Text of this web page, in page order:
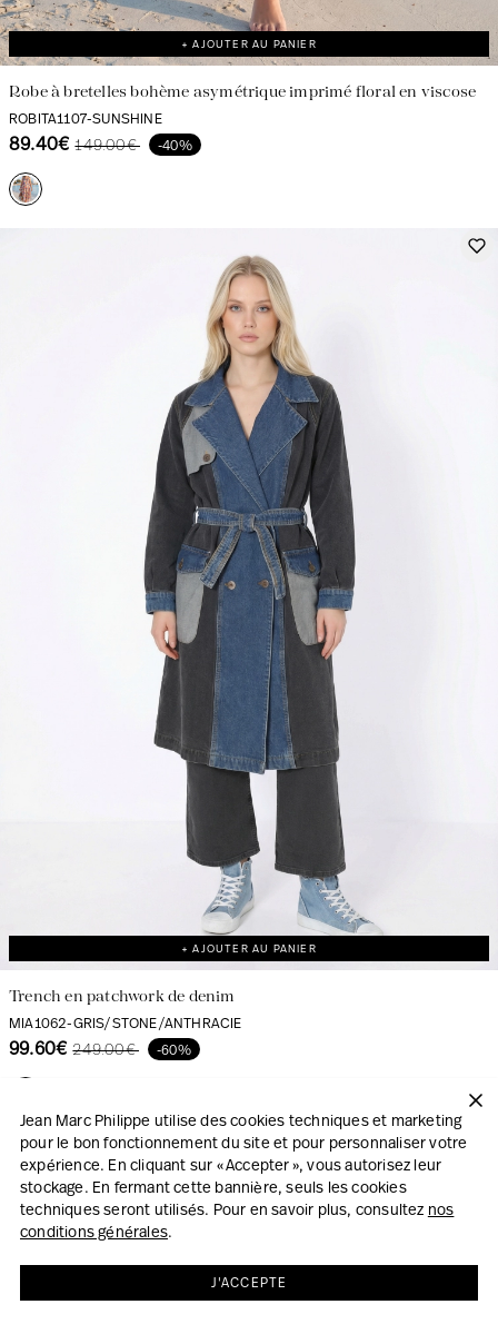
+ AJOUTER AU PANIER
Robe à bretelles bohème asymétrique imprimé floral en viscose
ROBITA1107-SUNSHINE
89.40€ 149.00€ -40%
+ AJOUTER AU PANIER
Trench en patchwork de denim
MIA1062-GRIS/STONE/ANTHRACIE
99.60€ 249.00€ -60%
Jean Marc Philippe utilise des cookies techniques et marketing
pour le bon fonctionnement du site et pour personnaliser votre
expérience. En cliquant sur « Accepter », vous autorisez leur
stockage. En fermant cette bannière, seuls les cookies
techniques seront utilisés. Pour en savoir plus, consultez nos
conditions générales.
J'ACCEPTE